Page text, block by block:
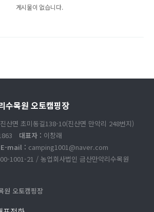
게시물이 없습니다.
수목원 오토캠핑장
산면 초미동길138-10(진산면 만악리 248번지)
대표자 : 이창래
E-mail : camping1001@naver.com
1001-21 / 농업회사법인 금산만악리수목원
원 오토캠핑장